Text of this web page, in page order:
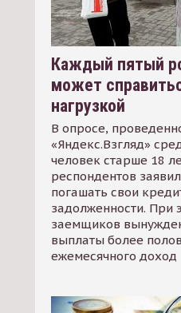
Каждый пятый
может
нагрузкой
В опросе,
«Яндекс.Взгляд»
человек старше 18
респондентов
погашать свои
задолженности. При
заемщиков
выплаты более
ежемесячного доход